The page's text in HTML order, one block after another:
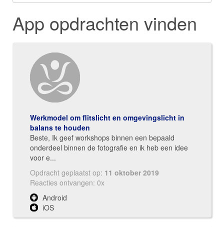
App opdrachten vinden
Werkmodel om flitslicht en omgevingslicht in
balans te houden
Beste, Ik geef workshops binnen een bepaald
onderdeel binnen de fotografie en ik heb een idee
voor e...
Opdracht geplaatst op: 11 oktober 2019
Reacties ontvangen: 0x
Android
iOS